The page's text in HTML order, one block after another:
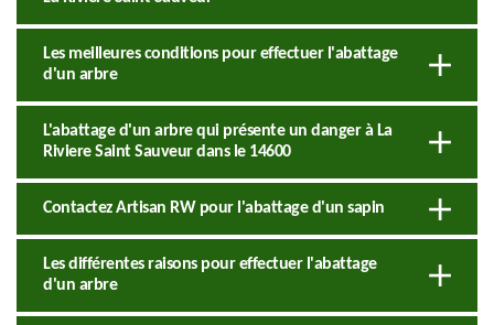
Les meilleures conditions pour effectuer l'abattage
d'un arbre
L'abattage d'un arbre qui présente un danger à La
Riviere Saint Sauveur dans le 14600
Contactez Artisan RW pour l'abattage d'un sapin
Les différentes raisons pour effectuer l'abattage
d'un arbre